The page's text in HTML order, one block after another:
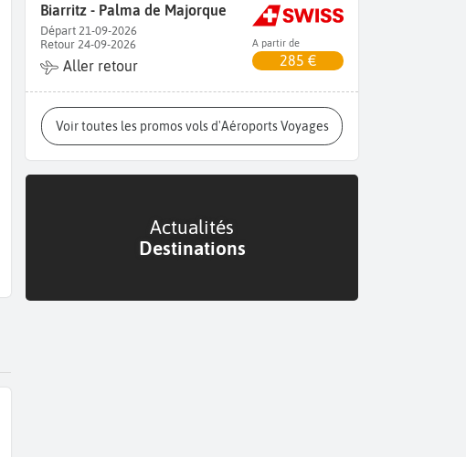
Biarritz - Palma de Majorque
Départ 21-09-2026
Retour 24-09-2026
Aller retour
A partir de
285 €
Voir toutes les promos vols d'Aéroports Voyages
Actualités
Destinations